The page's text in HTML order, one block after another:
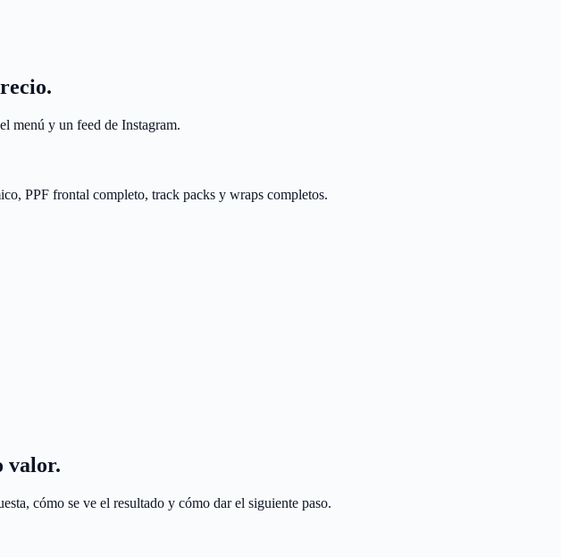
menú y un feed de Instagram.
PPF frontal completo, track packs y wraps completos.
valor.
cómo se ve el resultado y cómo dar el siguiente paso.